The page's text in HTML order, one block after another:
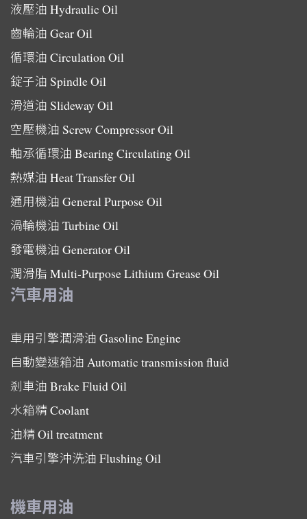
液壓油 Hydraulic Oil
齒輪油 Gear Oil
循環油 Circulation Oil
錠子油 Spindle Oil
滑道油 Slideway Oil
空壓機油 Screw Compressor Oil
軸承循環油 Bearing Circulating Oil
熱媒油 Heat Transfer Oil
通用機油 General Purpose Oil
渦輪機油 Turbine Oil
發電機油 Generator Oil
潤滑脂 Multi-Purpose Lithium Grease Oil
汽車用油
車用引擎潤滑油 Gasoline Engine
自動變速箱油 Automatic transmission fluid
剎車油 Brake Fluid Oil
水箱精Coolant
油精Oil treatment
汽車引擎沖洗油 Flushing Oil
機車用油